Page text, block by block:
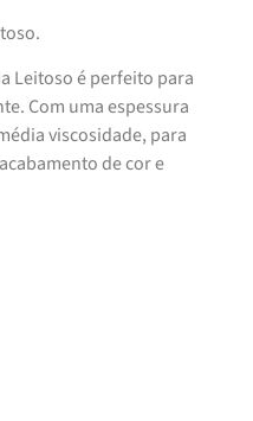
Leitoso é perfeito para
Com uma espessura
viscosidade, para
de cor e